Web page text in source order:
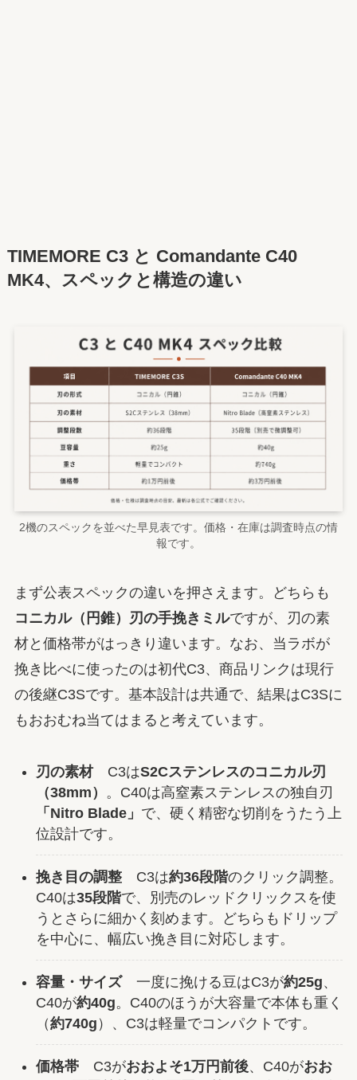
TIMEMORE C3 と Comandante C40
MK4、スペックと構造の違い
2機のスペックを並べた早見表です。価格・在庫は調査時点の情
報です。
まず公表スペックの違いを押さえます。どちらも
コニカル（円錐）刃の手挽きミルですが、刃の素
材と価格帯がはっきり違います。なお、当ラボが
挽き比べに使ったのは初代C3、商品リンクは現行
の後継C3Sです。基本設計は共通で、結果はC3Sに
もおおむね当てはまると考えています。
刃の素材C3はS2Cステンレスのコニカル刃
（38mm）
。C40は高窒素ステンレスの独自刃
「Nitro Blade」 で、硬く精密な切削をうたう上
位設計です。
挽き目の調整C3は約36段階のクリック調整。
C40は35段階で、別売のレッドクリックスを使
うとさらに細かく刻めます。どちらもドリップ
を中心に、幅広い挽き目に対応します。
容量・サイズ一度に挽ける豆はC3が約25g、
C40が約40g。C40のほうが大容量で本体も重く
（約740g ）、C3は軽量でコンパクトです。
価格帯C3がおおよそ1万円前後、C40がおお